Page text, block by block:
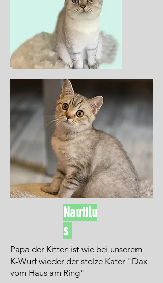
Nautilu
s
Papa der Kitten ist wie bei unserem
K-Wurf wieder der stolze Kater "Dax
vom Haus am Ring"